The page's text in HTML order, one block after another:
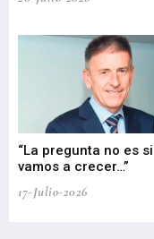
“La pregunta no es si
vamos a crecer…”
17-Julio-2026